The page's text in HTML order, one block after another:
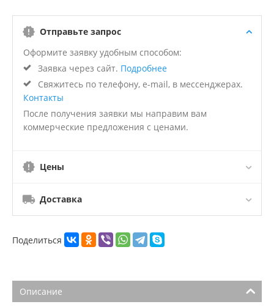
Отправьте запрос
Оформите заявку удобным способом:
Заявка через сайт. Подробнее
Свяжитесь по телефону, e-mail, в мессенджерах.
Контакты
После получения заявки мы направим вам
коммерческие предложения с ценами.
Цены
Доставка
Поделиться
Описание